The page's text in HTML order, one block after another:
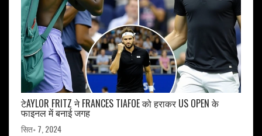
टेAYLOR FRITZ ने FRANCES TIAFOE को हराकर US OPEN के
फाइनल में बनाई जगह
सित॰ 7, 2024